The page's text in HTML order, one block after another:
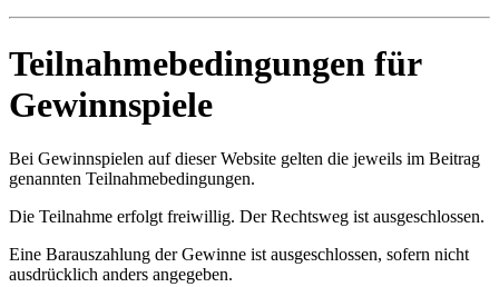
Teilnahmebedingungen für
Gewinnspiele
Bei Gewinnspielen auf dieser Website gelten die jeweils im Beitrag
genannten Teilnahmebedingungen.
Die Teilnahme erfolgt freiwillig. Der Rechtsweg ist ausgeschlossen.
Eine Barauszahlung der Gewinne ist ausgeschlossen, sofern nicht
ausdrücklich anders angegeben.